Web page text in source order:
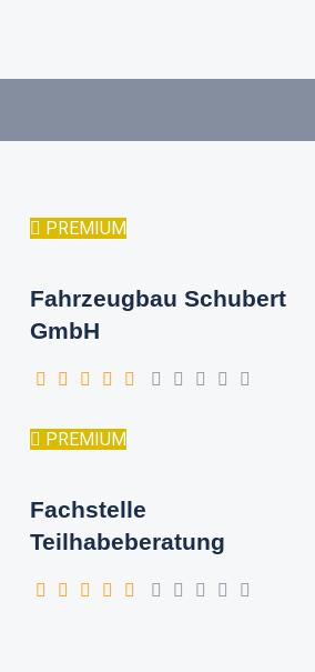
PREMIUM
Fahrzeugbau Schubert
GmbH
PREMIUM
Fachstelle
Teilhabeberatung